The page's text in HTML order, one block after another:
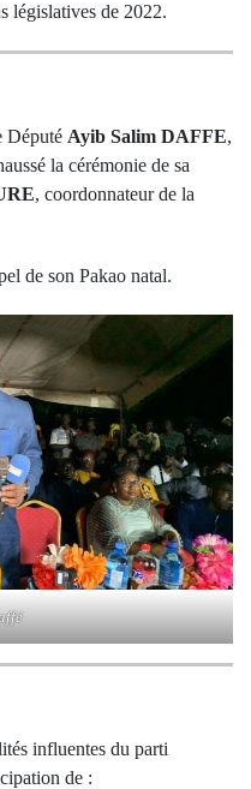
législatives de 2022.
Député Ayib Salim DAFFE,
la cérémonie de sa
, coordonnateur de la
de son Pakao natal.
influentes du parti
de :